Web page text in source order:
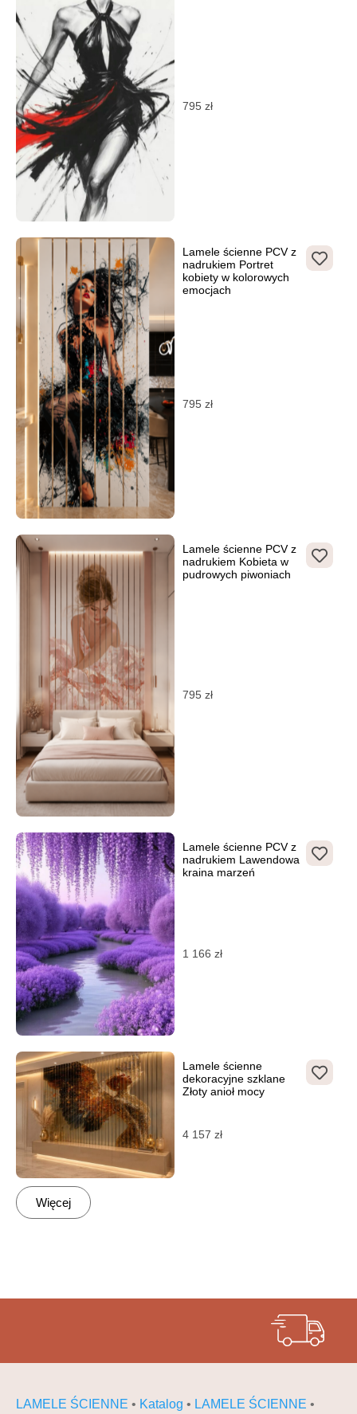
795 zł
Lamele ścienne PCV z
nadrukiem Portret
kobiety w kolorowych
emocjach
795 zł
Lamele ścienne PCV z
nadrukiem Kobieta w
pudrowych piwoniach
795 zł
Lamele ścienne PCV z
nadrukiem Lawendowa
kraina marzeń
1 166 zł
Lamele ścienne
dekoracyjne szklane
Złoty anioł mocy
4 157 zł
Więcej
LAMELE ŚCIENNE • Katalog • LAMELE ŚCIENNE •